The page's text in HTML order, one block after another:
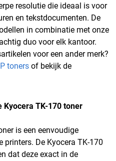
resolutie die ideaal is voor
en tekstdocumenten. De
in combinatie met onze
duo voor elk kantoor.
voor een ander merk?
toners of bekijk de
Kyocera TK-170 toner
is een eenvoudige
printers. De Kyocera TK-170
dat deze exact in de